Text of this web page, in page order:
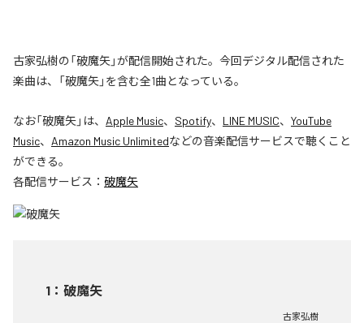
古家弘樹の「破魔矢」が配信開始された。今回デジタル配信された
楽曲は、「破魔矢」を含む全1曲となっている。
なお「破魔矢」は、 Apple Music、 Spotify、 LINE MUSIC、 YouTube
Music、 Amazon Music Unlimitedなどの音楽配信サービスで聴くこと
ができる。
各配信サービス： 破魔矢
1 ： 破魔矢
古家弘樹